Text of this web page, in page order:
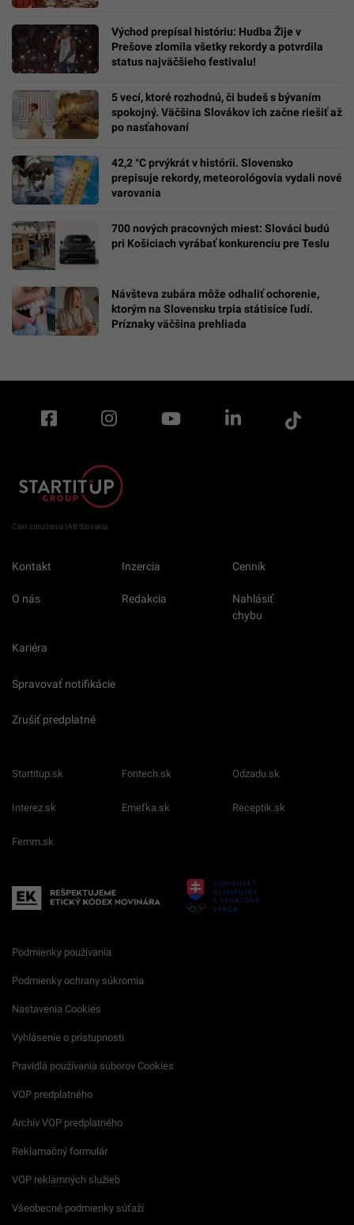
Východ prepísal históriu: Hudba Žije v
Prešove zlomila všetky rekordy a potvrdila
status najväčšieho festivalu!
5 vecí, ktoré rozhodnú, či budeš s bývaním
spokojný. Väčšina Slovákov ich začne riešiť až
po nasťahovaní
42,2 °C prvýkrát v histórii. Slovensko
prepisuje rekordy, meteorológovia vydali nové
varovania
700 nových pracovných miest: Slováci budú
pri Košiciach vyrábať konkurenciu pre Teslu
Návšteva zubára môže odhaliť ochorenie,
ktorým na Slovensku trpia státisíce ľudí.
Príznaky väčšina prehliada
Člen združenia IAB Slovakia
Kontakt Inzercia Cenník
O nás Redakcia
Nahlásiť
chybu
Kariéra
Spravovať notifikácie
Zrušiť predplatné
Startitup.sk Fontech.sk Odzadu.sk
Interez.sk Emefka.sk Receptik.sk
Femm.sk
Podmienky používania
Podmienky ochrany súkromia
Nastavenia Cookies
Vyhlásenie o prístupnosti
Pravidlá používania súborov Cookies
VOP predplatného
Archív VOP predplatného
Reklamačný formulár
VOP reklamných služieb
Všeobecné podmienky súťaží